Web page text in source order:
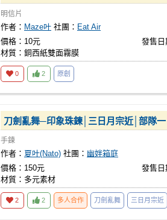
明信片
作者： Maze叶 社團： Eat Air
價格：10元
發售日
材質：銅西紙雙面霧膜
0 2 原創
刀劍亂舞─印象珠鍊│三日月宗近│部隊一
手鍊
作者： 夏叶(Nato) 社團： 幽姅箱庭
價格：150元
發售日
材質：多元素材
2 2 多人合作 刀劍亂舞 三日月宗近